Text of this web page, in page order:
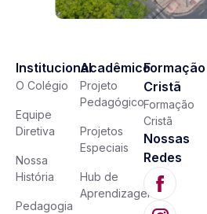
Institucional
O Colégio
Equipe
Diretiva
Nossa
História
Pedagogia
Acadêmico
Projeto
Pedagógico
Projetos
Especiais
Hub de
Aprendizagem
Formação
Cristã
Formação
Cristã
Nossas
Redes